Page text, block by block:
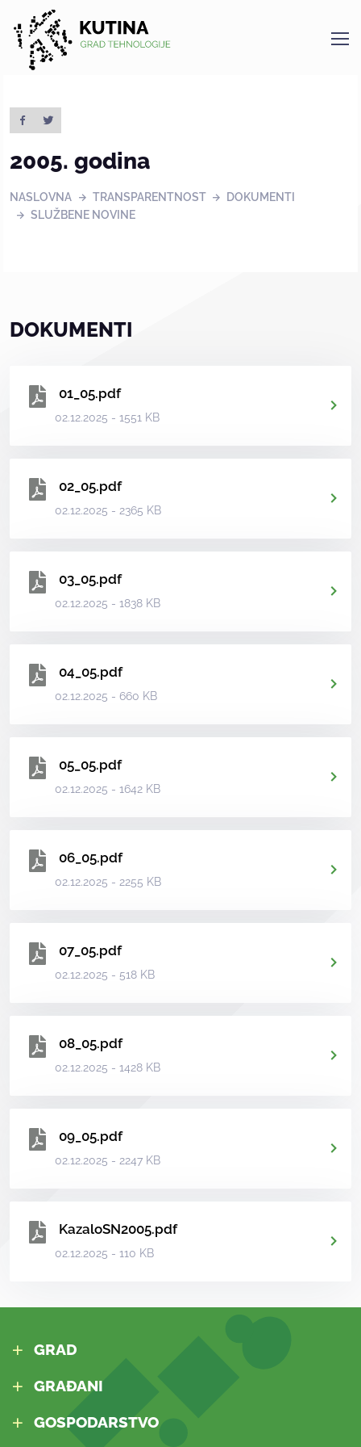
Kutina
2005. godina
NASLOVNA TRANSPARENTNOST
DOKUMENTI
SLUŽBENE NOVINE
DOKUMENTI
01_05.pdf
02.12.2025 - 1551 KB
02_05.pdf
02.12.2025 - 2365 KB
03_05.pdf
02.12.2025 - 1838 KB
04_05.pdf
02.12.2025 - 660 KB
05_05.pdf
02.12.2025 - 1642 KB
06_05.pdf
02.12.2025 - 2255 KB
07_05.pdf
02.12.2025 - 518 KB
08_05.pdf
02.12.2025 - 1428 KB
09_05.pdf
02.12.2025 - 2247 KB
KazaloSN2005.pdf
02.12.2025 - 110 KB
GRAD
GRAĐANI
GOSPODARSTVO